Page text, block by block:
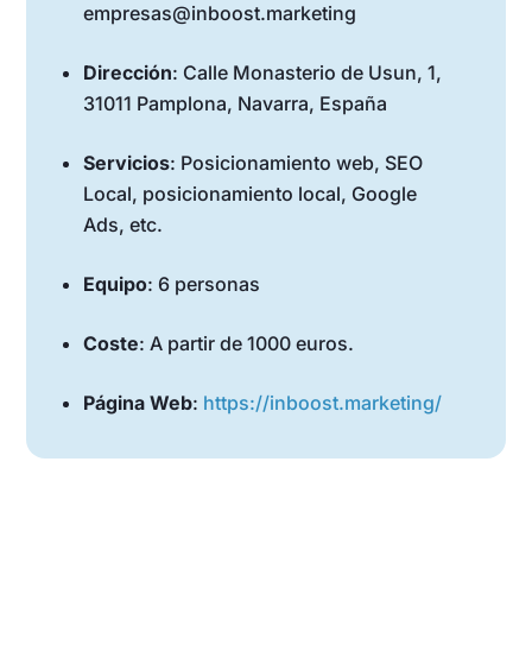
empresas@inboost.marketing
Dirección: Calle Monasterio de Usun, 1,
31011 Pamplona, Navarra, España
Servicios: Posicionamiento web, SEO
Local, posicionamiento local, Google
Ads, etc.
Equipo: 6 personas
Coste: A partir de 1000 euros.
Página Web: https://inboost.marketing/